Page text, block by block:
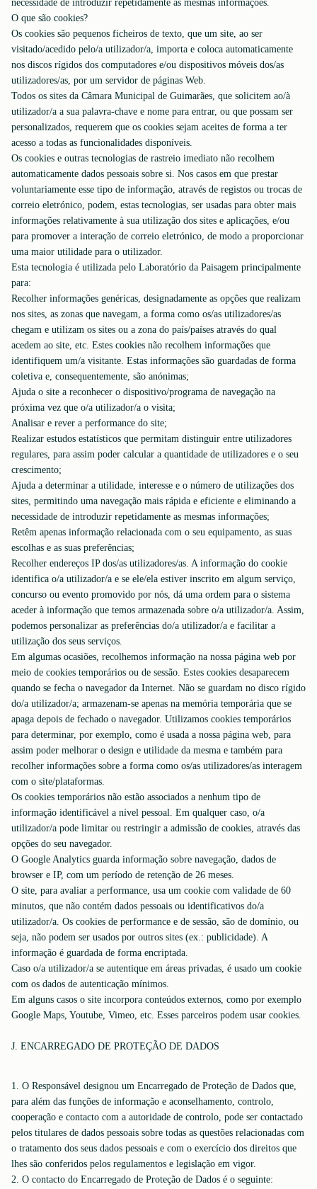
necessidade de introduzir repetidamente as mesmas informações.
O que são cookies?
Os cookies são pequenos ficheiros de texto, que um site, ao ser
visitado/acedido pelo/a utilizador/a, importa e coloca automaticamente
nos discos rígidos dos computadores e/ou dispositivos móveis dos/as
utilizadores/as, por um servidor de páginas Web.
Todos os sites da Câmara Municipal de Guimarães, que solicitem ao/à
utilizador/a a sua palavra-chave e nome para entrar, ou que possam ser
personalizados, requerem que os cookies sejam aceites de forma a ter
acesso a todas as funcionalidades disponíveis.
Os cookies e outras tecnologias de rastreio imediato não recolhem
automaticamente dados pessoais sobre si. Nos casos em que prestar
voluntariamente esse tipo de informação, através de registos ou trocas de
correio eletrónico, podem, estas tecnologias, ser usadas para obter mais
informações relativamente à sua utilização dos sites e aplicações, e/ou
para promover a interação de correio eletrónico, de modo a proporcionar
uma maior utilidade para o utilizador.
Esta tecnologia é utilizada pelo Laboratório da Paisagem principalmente
para:
Recolher informações genéricas, designadamente as opções que realizam
nos sites, as zonas que navegam, a forma como os/as utilizadores/as
chegam e utilizam os sites ou a zona do país/países através do qual
acedem ao site, etc. Estes cookies não recolhem informações que
identifiquem um/a visitante. Estas informações são guardadas de forma
coletiva e, consequentemente, são anónimas;
Ajuda o site a reconhecer o dispositivo/programa de navegação na
próxima vez que o/a utilizador/a o visita;
Analisar e rever a performance do site;
Realizar estudos estatísticos que permitam distinguir entre utilizadores
regulares, para assim poder calcular a quantidade de utilizadores e o seu
crescimento;
Ajuda a determinar a utilidade, interesse e o número de utilizações dos
sites, permitindo uma navegação mais rápida e eficiente e eliminando a
necessidade de introduzir repetidamente as mesmas informações;
Retêm apenas informação relacionada com o seu equipamento, as suas
escolhas e as suas preferências;
Recolher endereços IP dos/as utilizadores/as. A informação do cookie
identifica o/a utilizador/a e se ele/ela estiver inscrito em algum serviço,
concurso ou evento promovido por nós, dá uma ordem para o sistema
aceder à informação que temos armazenada sobre o/a utilizador/a. Assim,
podemos personalizar as preferências do/a utilizador/a e facilitar a
utilização dos seus serviços.
Em algumas ocasiões, recolhemos informação na nossa página web por
meio de cookies temporários ou de sessão. Estes cookies desaparecem
quando se fecha o navegador da Internet. Não se guardam no disco rígido
do/a utilizador/a; armazenam-se apenas na memória temporária que se
apaga depois de fechado o navegador. Utilizamos cookies temporários
para determinar, por exemplo, como é usada a nossa página web, para
assim poder melhorar o design e utilidade da mesma e também para
recolher informações sobre a forma como os/as utilizadores/as interagem
com o site/plataformas.
Os cookies temporários não estão associados a nenhum tipo de
informação identificável a nível pessoal. Em qualquer caso, o/a
utilizador/a pode limitar ou restringir a admissão de cookies, através das
opções do seu navegador.
O Google Analytics guarda informação sobre navegação, dados de
browser e IP, com um período de retenção de 26 meses.
O site, para avaliar a performance, usa um cookie com validade de 60
minutos, que não contém dados pessoais ou identificativos do/a
utilizador/a. Os cookies de performance e de sessão, são de domínio, ou
seja, não podem ser usados por outros sites (ex.: publicidade). A
informação é guardada de forma encriptada.
Caso o/a utilizador/a se autentique em áreas privadas, é usado um cookie
com os dados de autenticação mínimos.
Em alguns casos o site incorpora conteúdos externos, como por exemplo
Google Maps, Youtube, Vimeo, etc. Esses parceiros podem usar cookies.
J. ENCARREGADO DE PROTEÇÃO DE DADOS
1. O Responsável designou um Encarregado de Proteção de Dados que,
para além das funções de informação e aconselhamento, controlo,
cooperação e contacto com a autoridade de controlo, pode ser contactado
pelos titulares de dados pessoais sobre todas as questões relacionadas com
o tratamento dos seus dados pessoais e com o exercício dos direitos que
lhes são conferidos pelos regulamentos e legislação em vigor.
2. O contacto do Encarregado de Proteção de Dados é o seguinte: